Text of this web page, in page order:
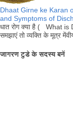
Dhaat Girne ke Karan
and Symptoms of
धात रोग क्या है ( What
समझाएं तो व्यक्ति के मूत्र
जागरण टुडे के सदस्य बनें